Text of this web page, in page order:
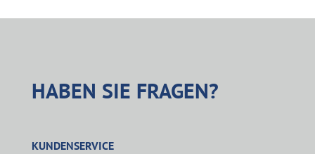
HABEN SIE FRAGEN?
KUNDENSERVICE